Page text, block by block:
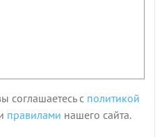
соглашаетесь с политикой
правилами нашего сайта.